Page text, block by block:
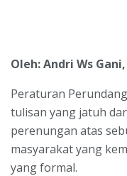
Oleh: Andri Ws Gani,
Peraturan
tulisan yang jatuh
perenungan atas
masyarakat yang
yang formal.